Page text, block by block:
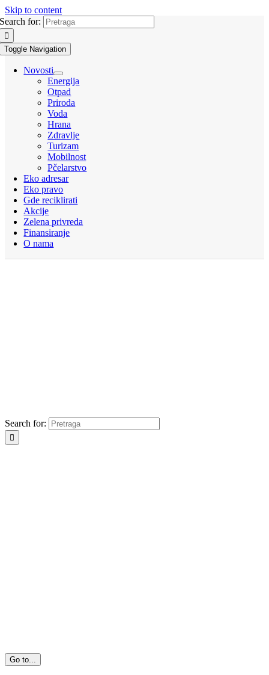
Skip to content
Search for:
Toggle Navigation
Novosti
Energija
Otpad
Priroda
Voda
Hrana
Zdravlje
Turizam
Mobilnost
Pčelarstvo
Eko adresar
Eko pravo
Gde reciklirati
Akcije
Zelena privreda
Finansiranje
O nama
Search for:
Go to...